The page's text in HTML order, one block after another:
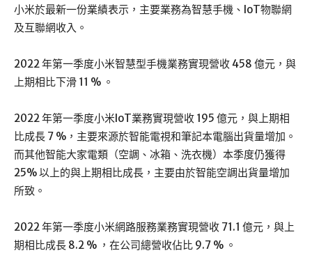
小米於最新一份業績表示，主要業務為智慧手機、IoT物聯網
及互聯網收入。
2022 年第一季度小米智慧型手機業務實現營收 458 億元，與
上期相比下滑 11 % 。
2022 年第一季度小米IoT業務實現營收 195 億元，與上期相
比成長 7 %，主要來源於智能電視和筆記本電腦出貨量增加。
而其他智能大家電類（空調、冰箱、洗衣機）本季度仍獲得
25% 以上的與上期相比成長，主要由於智能空調出貨量增加
所致。
2022 年第一季度小米網路服務業務實現營收 71.1 億元，與上
期相比成長 8.2 % ，在公司總營收佔比 9.7 % 。